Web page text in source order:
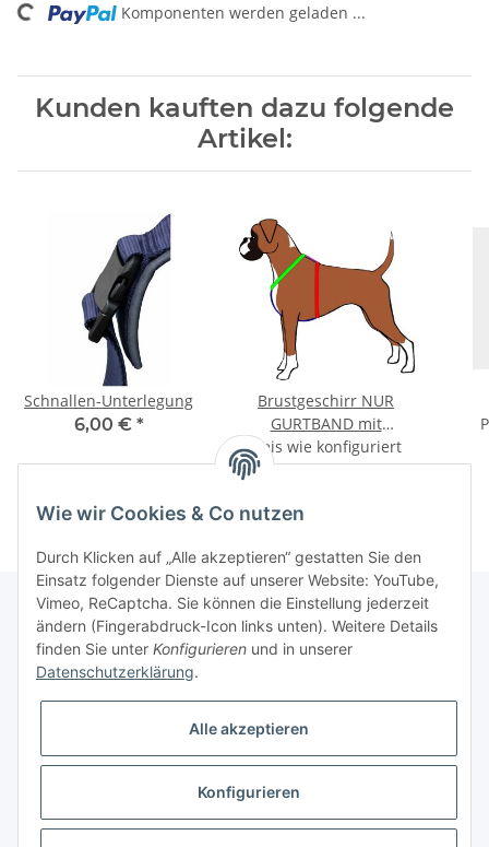
Komponenten werden geladen ...
Kunden kauften dazu folgende
Artikel:
Schnallen-Unterlegung
6,00 € *
Brustgeschirr NUR
GURTBAND mit
Polsterung
Preis wie konfiguriert
Informationen
Galerie
* Keine Ausweisung der Mehrwertsteuer gemäß Klein-Unternehmer-Regelung.,
Wie wir Cookies & Co nutzen
Durch Klicken auf „Alle akzeptieren“ gestatten Sie den
Einsatz folgender Dienste auf unserer Website: YouTube,
Vimeo, ReCaptcha. Sie können die Einstellung jederzeit
ändern (Fingerabdruck-Icon links unten). Weitere Details
finden Sie unter Konfigurieren und in unserer
Datenschutzerklärung.
Alle akzeptieren
Konfigurieren